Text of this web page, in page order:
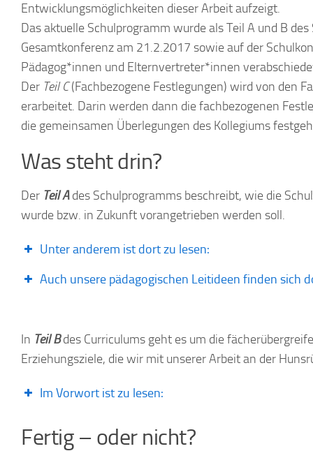
Entwicklungsmöglichkeiten dieser Arbeit aufzeigt.
Das aktuelle Schulprogramm wurde als Teil A und B
Gesamtkonferenz am 21.2.2017 sowie auf der
Pädagog*innen und Elternvertreter*innen
Der Teil C(Fachbezogene Festlegungen) wird von den
erarbeitet. Darin werden dann die fachbezogenen
die gemeinsamen Überlegungen des Kollegiums
Was steht drin?
Der Teil Ades Schulprogramms beschreibt, wie die
wurde bzw. in Zukunft vorangetrieben werden soll.
Unter anderem ist dort zu lesen:
Auch unsere pädagogischen Leitideen finden sich
In Teil Bdes Curriculums geht es um die
Erziehungsziele, die wir mit unserer Arbeit an der
Im Vorwort ist zu lesen:
Fertig – oder nicht?